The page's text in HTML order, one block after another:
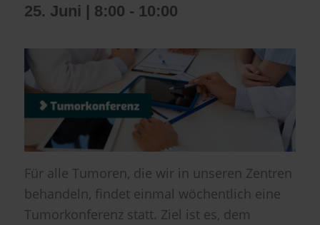
25. Juni | 8:00 - 10:00
Für alle Tumoren, die wir in unseren Zentren
behandeln, findet einmal wöchentlich eine
Tumorkonferenz statt. Ziel ist es, dem